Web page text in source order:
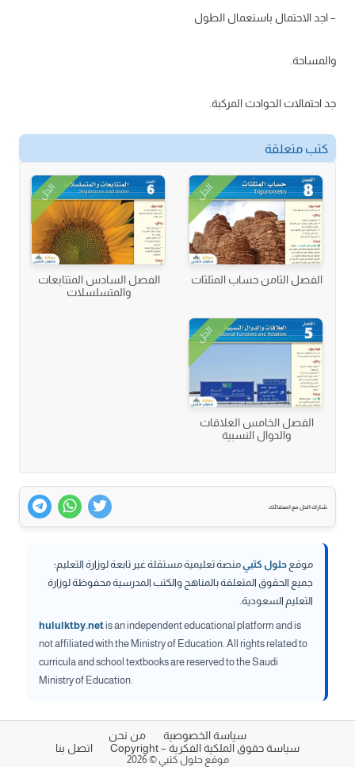
– اجد الاحتمال باستعمال الطول
والمساحة.
جد احتمالات الحوادث المركبة.
كتب متعلقة
الحل
الفصل الثامن حساب المثلثات
الحل
الفصل السادس المتتابعات
والمتسلسلات
الحل
الفصل الخامس العلاقات
والدوال النسبية
شارك الحل مع اصدقائك
موقع حلول كتبيمنصة تعليمية مستقلة غير تابعة لوزارة التعليم؛
جميع الحقوق المتعلقة بالمناهج والكتب المدرسية محفوظة لوزارة
التعليم السعودية.
hululktby.netis an independent educational platform and is
not affiliated with the Ministry of Education. All rights related to
curricula and school textbooks are reserved to the Saudi
Ministry of Education.
سياسة الخصوصية
من نحن
سياسة حقوق الملكية الفكرية – Copyright
اتصل بنا
موقع حلول كتبي © 2026